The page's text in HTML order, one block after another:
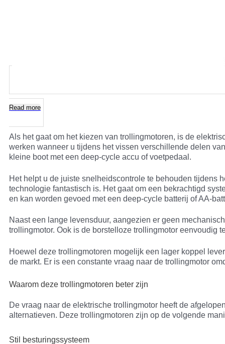
Read more
Als het gaat om het kiezen van trollingmotoren, is de
werken wanneer u tijdens het vissen verschillende delen
kleine boot met een deep-cycle accu of voetpedaal.
Het helpt u de juiste snelheidscontrole te behouden tijdens
technologie fantastisch is. Het gaat om een bekrachtigd
en kan worden gevoed met een deep-cycle batterij of AA-
Naast een lange levensduur, aangezien er geen
trollingmotor. Ook is de borstelloze trollingmotor eenvoudig
Hoewel deze trollingmotoren mogelijk een lager koppel
de markt. Er is een constante vraag naar de trollingmotor
Waarom deze trollingmotoren beter zijn
De vraag naar de elektrische trollingmotor heeft de
alternatieven. Deze trollingmotoren zijn op de volgende
Stil besturingssysteem